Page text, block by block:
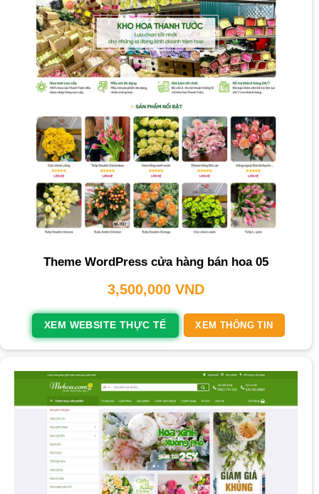
Theme WordPress cửa hàng bán hoa 05
3,500,000 VND
XEM WEBSITE THỰC TẾ XEM THÔNG TIN